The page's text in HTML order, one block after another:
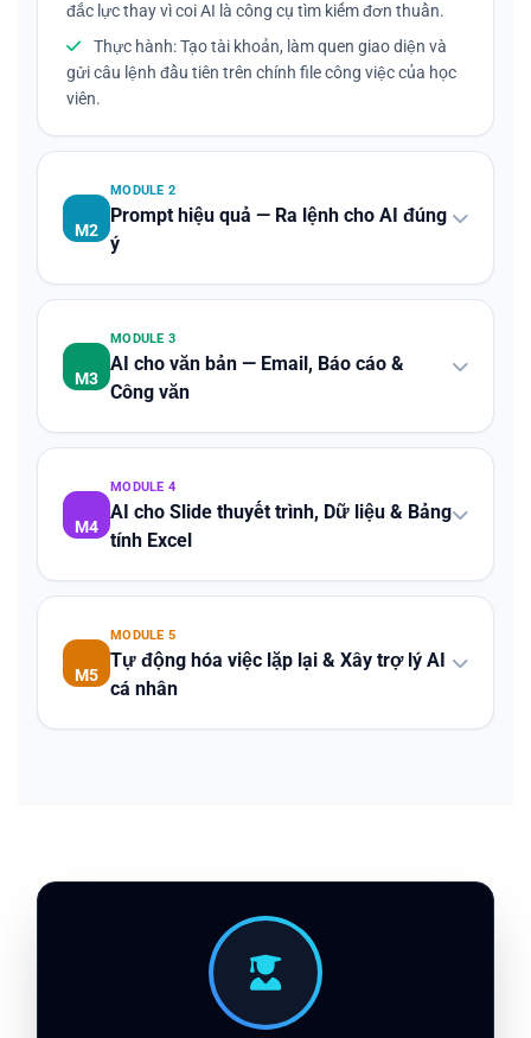
đắc lực thay vì coi AI là công cụ tìm kiếm đơn thuần.
Thực hành: Tạo tài khoản, làm quen giao diện và
gửi câu lệnh đầu tiên trên chính file công việc của học
viên.
M2
MODULE 2
Prompt hiệu quả — Ra lệnh cho AI đúng
ý
M3
MODULE 3
AI cho văn bản — Email, Báo cáo &
Công văn
M4
MODULE 4
AI cho Slide thuyết trình, Dữ liệu & Bảng
tính Excel
M5
MODULE 5
Tự động hóa việc lặp lại & Xây trợ lý AI
cá nhân